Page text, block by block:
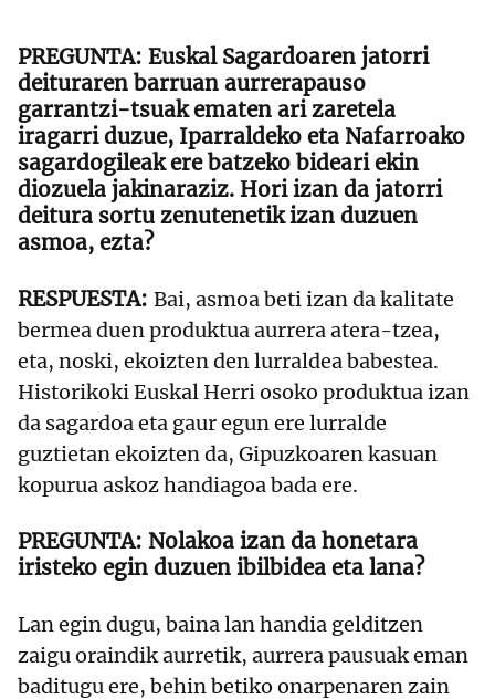
Euskal Sagardoaren jatorri
deituraren barruan aurrerapauso
garrantzi-tsuak ematen ari zaretela
iragarri duzue, Iparraldeko eta Nafarroako
sagardogileak ere batzeko bideari ekin
diozuela jakinaraziz. Hori izan da jatorri
deitura sortu zenutenetik izan duzuen
asmoa, ezta?
Bai, asmoa beti izan da kalitate
bermea duen produktua aurrera atera-tzea,
eta, noski, ekoizten den lurraldea babestea.
Historikoki Euskal Herri osoko produktua izan
da sagardoa eta gaur egun ere lurralde
guztietan ekoizten da, Gipuzkoaren kasuan
kopurua askoz handiagoa bada ere.
Nolakoa izan da honetara
iristeko egin duzuen ibilbidea eta lana?
Lan egin dugu, baina lan handia gelditzen
zaigu oraindik aurretik, aurrera pausuak eman
baditugu ere, behin betiko onarpenaren zain